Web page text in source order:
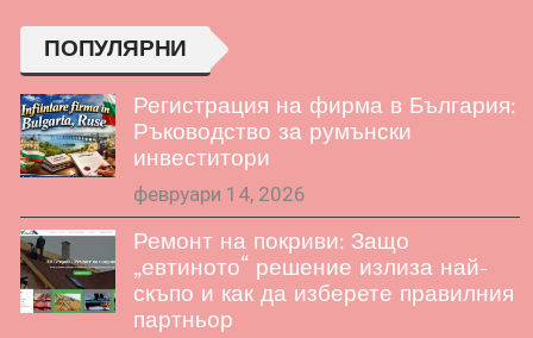
ПОПУЛЯРНИ
Регистрация на фирма в България:
Ръководство за румънски
инвеститори
февруари 14, 2026
Ремонт на покриви: Защо
„евтиното“ решение излиза най-
скъпо и как да изберете правилния
партньор